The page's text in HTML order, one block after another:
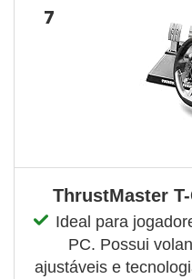
7
ThrustMaster
Ideal para
PC. Possui
ajustáveis e